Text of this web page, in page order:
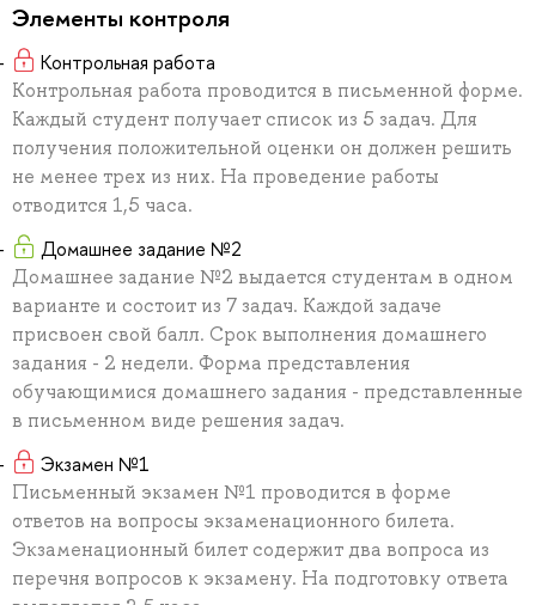
Элементы контроля
Контрольная работа
Контрольная работа проводится в письменной форме.
Каждый студент получает список из 5 задач. Для
получения положительной оценки он должен решить
не менее трех из них. На проведение работы
отводится 1,5 часа.
Домашнее задание №2
Домашнее задание №2 выдается студентам в одном
варианте и состоит из 7 задач. Каждой задаче
присвоен свой балл. Срок выполнения домашнего
задания - 2 недели. Форма представления
обучающимися домашнего задания - представленные
в письменном виде решения задач.
Экзамен №1
Письменный экзамен №1 проводится в форме
ответов на вопросы экзаменационного билета.
Экзаменационный билет содержит два вопроса из
перечня вопросов к экзамену. На подготовку ответа